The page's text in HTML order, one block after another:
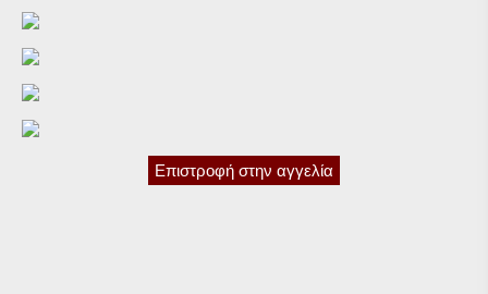
Επιστροφή στην αγγελία